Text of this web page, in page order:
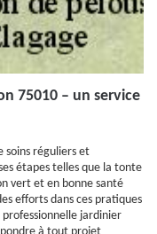
75010 – un service
soins réguliers et
étapes telles que la tonte
vert et en bonne santé
efforts dans ces pratiques
jardinier